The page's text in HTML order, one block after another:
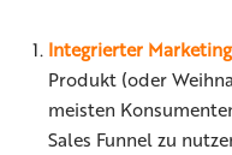
Integrierter
Produkt (oder
meisten
Sales Funnel zu